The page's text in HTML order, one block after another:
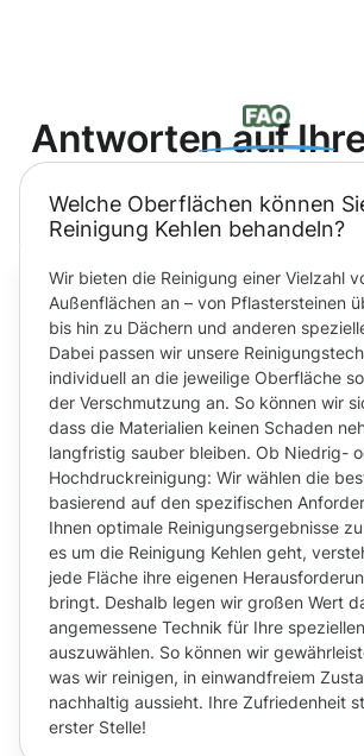
Antworten auf
Welche Oberflächen können
Reinigung Kehlen behandeln?
Wir bieten die Reinigung einer Vielzahl
Außenflächen an – von Pflastersteinen
bis hin zu Dächern und anderen
Dabei passen wir unsere
individuell an die jeweilige Oberfläche
der Verschmutzung an. So können wir
dass die Materialien keinen Schaden
langfristig sauber bleiben. Ob Niedrig-
Hochdruckreinigung: Wir wählen die
basierend auf den spezifischen
Ihnen optimale Reinigungsergebnisse
es um die Reinigung Kehlen geht,
jede Fläche ihre eigenen
bringt. Deshalb legen wir großen Wert
angemessene Technik für Ihre
auszuwählen. So können wir
was wir reinigen, in einwandfreiem
nachhaltig aussieht. Ihre Zufriedenheit
erster Stelle!